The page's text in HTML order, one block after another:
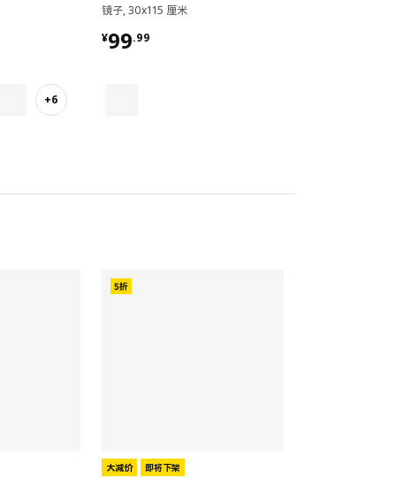
+6
镜子, 30x115 厘米
¥99.99
¥ 99.99
大减价 即将下架